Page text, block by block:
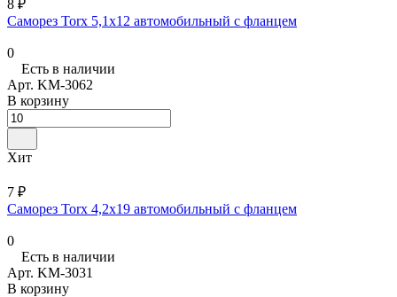
8 ₽
Саморез Torx 5,1х12 автомобильный с фланцем
0
Есть в наличии
Арт. KM-3062
В корзину
Хит
7 ₽
Саморез Torx 4,2х19 автомобильный с фланцем
0
Есть в наличии
Арт. KM-3031
В корзину